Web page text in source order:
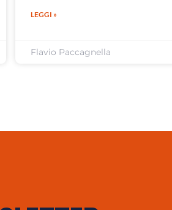
LEGGI »
Flavio Paccagnella